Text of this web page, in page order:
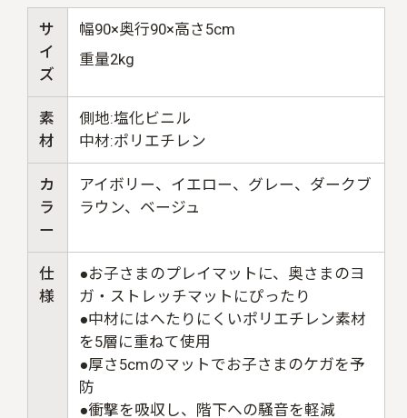
サ
イ
ズ
幅90×奥行90×高さ5cm
重量2kg
素
材
側地:塩化ビニル
中材:ポリエチレン
カ
ラ
ー
アイボリー、イエロー、グレー、ダークブ
ラウン、ベージュ
仕
様
●お子さまのプレイマットに、奥さまのヨ
ガ・ストレッチマットにぴったり
●中材にはへたりにくいポリエチレン素材
を5層に重ねて使用
●厚さ5cmのマットでお子さまのケガを予
防
●衝撃を吸収し、階下への騒音を軽減